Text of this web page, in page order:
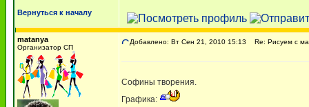
Вернуться к началу
matanya
Организатор СП
Добавлено: Вт Сен 21, 2010 15:13 Re: Рисуем с
Софины творения.
Графика: